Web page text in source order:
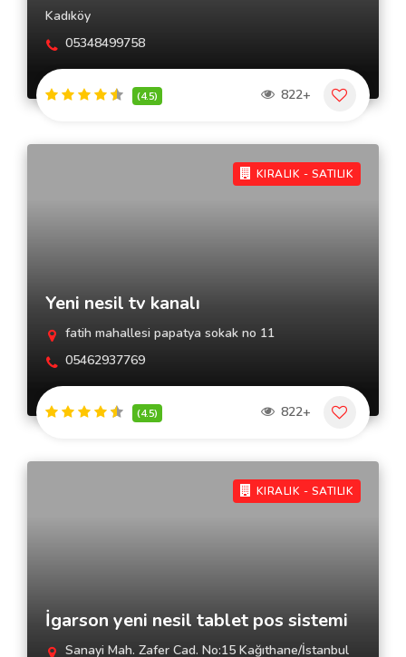
Kadıköy
05348499758
(4.5) 822+
KIRALIK - SATILIK
Yeni nesil tv kanalı
fatih mahallesi papatya sokak no 11
05462937769
(4.5) 822+
KIRALIK - SATILIK
İgarson yeni nesil tablet pos sistemi
Sanayi Mah. Zafer Cad. No:15 Kağıthane/İstanbul